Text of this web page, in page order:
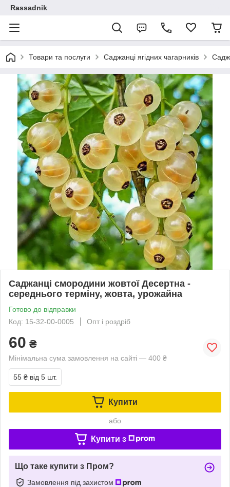
Rassadnik
Товари та послуги Саджанці ягідних чагарників
Саджанці смородини жовтої Десертна -
середнього терміну, жовта, урожайна
Готово до відправки
Код: 15-32-00-0005
Опт і роздріб
60 ₴
Мінімальна сума замовлення на сайті — 400 ₴
55 ₴ від 5 шт.
Купити
або
Купити з
Що таке купити з Пром?
Замовлення під захистом